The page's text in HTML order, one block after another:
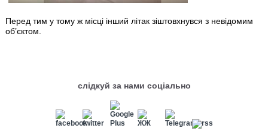
Перед тим у тому ж місці інший літак зіштовхнувся з невідомим
об’єктом.
слідкуй за нами соціально